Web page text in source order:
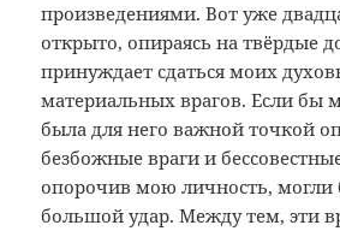
произведениями. Вот уже
открыто, опираясь на твёрдые
принуждает сдаться моих
материальных врагов. Если бы
была для него важной точкой
безбожные враги и
опорочив мою личность, могли
большой удар. Между тем, эти